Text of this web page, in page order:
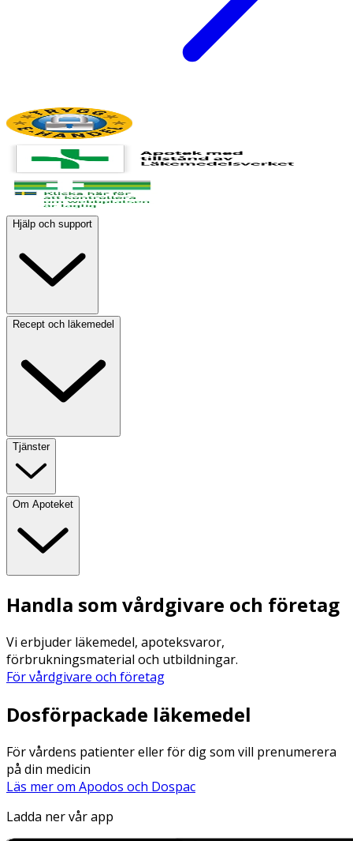
Hjälp och support
Recept och läkemedel
Tjänster
Om Apoteket
Handla som vårdgivare och företag
Vi erbjuder läkemedel, apoteksvaror,
förbrukningsmaterial och utbildningar.
För vårdgivare och företag
Dosförpackade läkemedel
För vårdens patienter eller för dig som vill prenumerera
på din medicin
Läs mer om Apodos och Dospac
Ladda ner vår app